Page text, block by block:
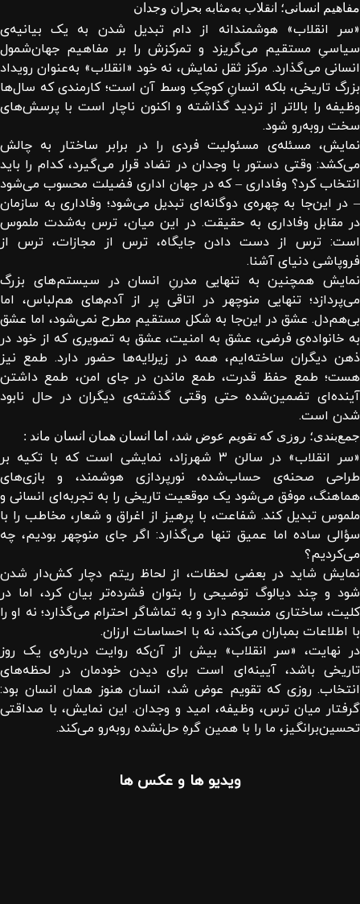
مفاهیم انسانی؛ انقلاب به‌مثابه بحران وجدان
«سر انقلاب» هوشمندانه از دام تبدیل شدن به یک بیانیه‌ی
سیاسیِ مستقیم می‌گریزد و تمرکزش را بر مفاهیم جهان‌شمول
انسانی می‌گذارد. مرکز ثقل نمایش، نه خود «انقلاب» به‌عنوان رویداد
بزرگ تاریخی، بلکه انسانِ کوچکِ وسط آن است؛ کارمندی که سال‌ها
وظیفه را بالاتر از تردید گذاشته و اکنون ناچار است با پرسش‌های
سخت روبه‌رو شود.
نمایش، مسئله‌ی مسئولیت فردی را در برابر ساختار به چالش
می‌کشد: وقتی دستور با وجدان در تضاد قرار می‌گیرد، کدام را باید
انتخاب کرد؟ وفاداری – که در جهان اداری فضیلت محسوب می‌شود
– در این‌جا به چهره‌ی دوگانه‌ای تبدیل می‌شود؛ وفاداری به سازمان
در مقابل وفاداری به حقیقت. در این میان، ترس به‌شدت ملموس
است: ترس از دست دادن جایگاه، ترس از مجازات، ترس از
فروپاشی دنیای آشنا.
نمایش همچنین به تنهایی مدرنِ انسان در سیستم‌های بزرگ
می‌پردازد؛ تنهایی منوچهر در اتاقی پر از آدم‌های هم‌لباس، اما
بی‌هم‌دل. عشق در این‌جا به شکل مستقیم مطرح نمی‌شود، اما عشق
به خانواده‌ی فرضی، عشق به امنیت، عشق به تصویری که از خود در
ذهن دیگران ساخته‌ایم، همه در زیرلایه‌ها حضور دارد. طمع نیز
هست؛ طمع حفظ قدرت، طمع ماندن در جای امن، طمع داشتن
آینده‌ای تضمین‌شده حتی وقتی گذشته‌ی دیگران در حال نابود
شدن است.
جمع‌بندی؛ روزی که تقویم عوض شد، اما انسان همان انسان ماند :
«سر انقلاب» در سالن ۳ شهرزاد، نمایشی است که با تکیه بر
طراحی صحنه‌ی حساب‌شده، نورپردازی هوشمند، و بازی‌های
هماهنگ، موفق می‌شود یک موقعیت تاریخی را به تجربه‌ای انسانی و
ملموس تبدیل کند. شفاعت، با پرهیز از اغراق و شعار، مخاطب را با
سؤالی ساده اما عمیق تنها می‌گذارد: اگر جای منوچهر بودیم، چه
می‌کردیم؟
نمایش شاید در بعضی لحظات، از لحاظ ریتم دچار کش‌دار شدن
شود و چند دیالوگ توضیحی را بتوان فشرده‌تر بیان کرد، اما در
کلیت، ساختاری منسجم دارد و به تماشاگر احترام می‌گذارد؛ نه او را
با اطلاعات بمباران می‌کند، نه با احساسات ارزان.
در نهایت، «سر انقلاب» بیش از آن‌که روایت درباره‌ی یک روز
تاریخی باشد، آیینه‌ای است برای دیدن خودمان در لحظه‌های
انتخاب. روزی که تقویم عوض شد، انسان هنوز همان انسان بود:
گرفتار میان ترس، وظیفه، امید و وجدان. این نمایش، با صداقتی
تحسین‌برانگیز، ما را با همین گرهِ حل‌نشده روبه‌رو می‌کند.
ویدیو ها و عکس ها